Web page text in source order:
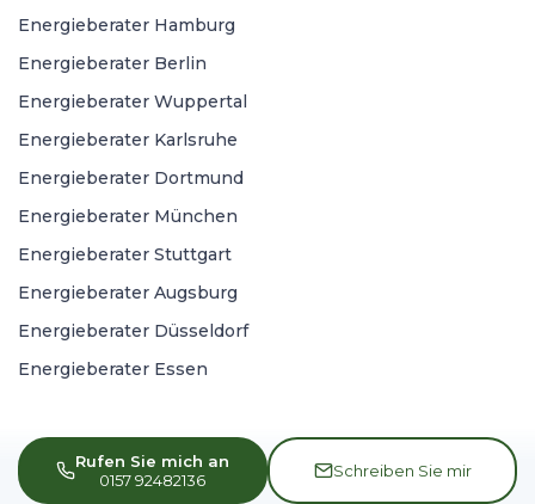
Rufen Sie mich an
0157 92482136
Schreiben Sie mir
Energieberater Hamburg
Energieberater Berlin
Energieberater Wuppertal
Energieberater Karlsruhe
Energieberater Dortmund
Energieberater München
Energieberater Stuttgart
Energieberater Augsburg
Energieberater Düsseldorf
Energieberater Essen